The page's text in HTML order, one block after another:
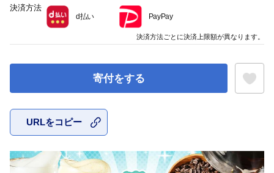
寄付をする
URLをコピー
決済方法
d払い PayPay
決済方法ごとに決済上限額が異なります。